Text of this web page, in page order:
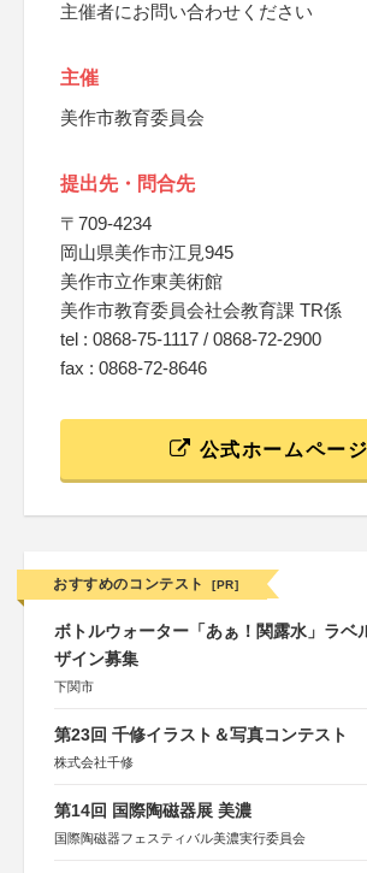
主催者にお問い合わせください
主催
美作市教育委員会
提出先・問合先
〒709-4234
岡山県美作市江見945
美作市立作東美術館
美作市教育委員会社会教育課 TR係
tel : 0868-75-1117 / 0868-72-2900
fax : 0868-72-8646
公式ホームページ
おすすめのコンテスト [PR]
ボトルウォーター「あぁ！関露水」ラベ
ザイン募集
下関市
第23回 千修イラスト＆写真コンテスト
株式会社千修
第14回 国際陶磁器展 美濃
国際陶磁器フェスティバル美濃実行委員会